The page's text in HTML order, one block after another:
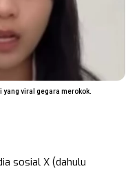
yang viral gegara merokok.
sosial X (dahulu